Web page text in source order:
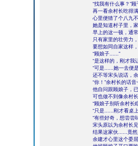
“找我有什么事？”
再一看余村长吃得
心里便猜了个八九
她是知道村子里，
早上的这一顿，通
只有家里的壮劳力
要想如同自家这样
“顾娘子......”
“是这样的，刚才我
“可是......她一去便
还不等宋头说话，
“你！”余村长的话
他自问跟顾娘子，
可也做不到像余村
“顾娘子别听余村长
“只是......刚才看桌
“有些好奇，想尝尝
宋头原以为余村长
结果这家伙......竟
余建才心里这个委